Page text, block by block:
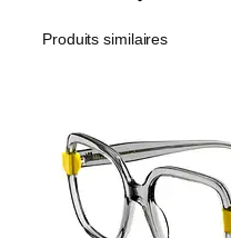
Produits similaires